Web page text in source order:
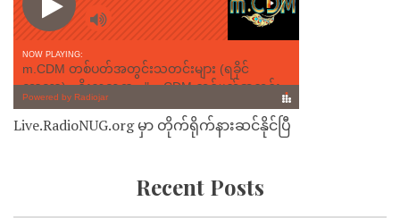
Live.RadioNUG.org မှာ တိုက်ရိုက်နားဆင်နိုင်ပြီ
Recent Posts